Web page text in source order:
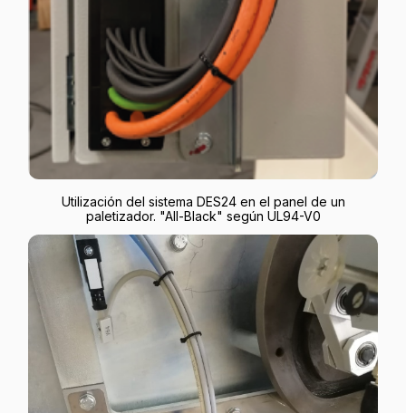
Utilización del sistema DES24 en el panel de un
paletizador. "All-Black" según UL94-V0